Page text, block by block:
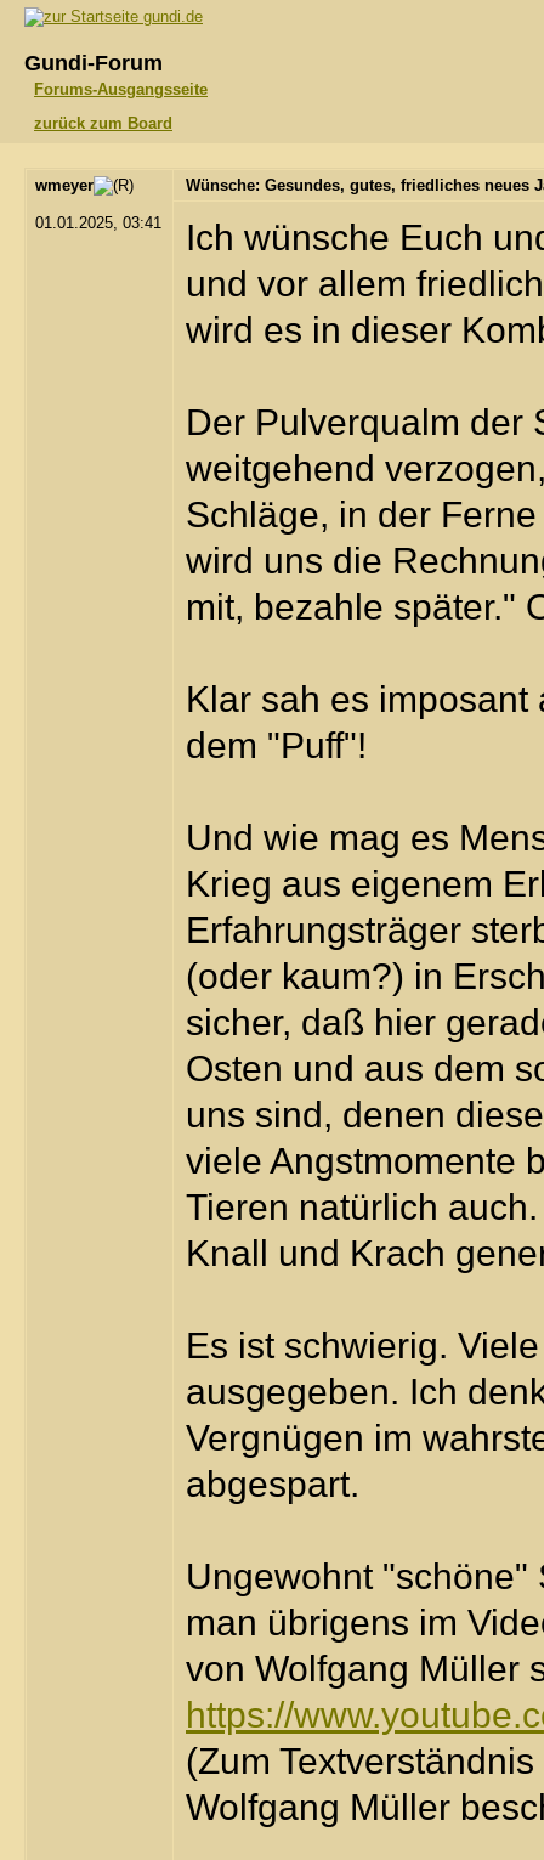
gundi.de
Gundi-Forum
Forums-Ausgangsseite
zurück zum Board
wmeyer
01.01.2025, 03:41
Wünsche: Gesundes, gutes, friedliches neues
Ich wünsche Euch
und vor allem
wird es in dieser
Der Pulverqualm der
weitgehend
Schläge, in der
wird uns die
mit, bezahle später."
Klar sah es imposant
dem "Puff"!
Und wie mag es
Krieg aus eigenem
Erfahrungsträger
(oder kaum?) in
sicher, daß hier
Osten und aus dem
uns sind, denen
viele Angstmomente
Tieren natürlich
Knall und Krach
Es ist schwierig.
ausgegeben. Ich
Vergnügen im
abgespart.
Ungewohnt "schöne"
man übrigens im
von Wolfgang Müller
https://
(Zum
Wolfgang Müller